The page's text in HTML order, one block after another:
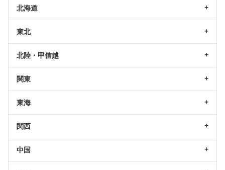
北海道
東北
北陸・甲信越
関東
東海
関西
中国